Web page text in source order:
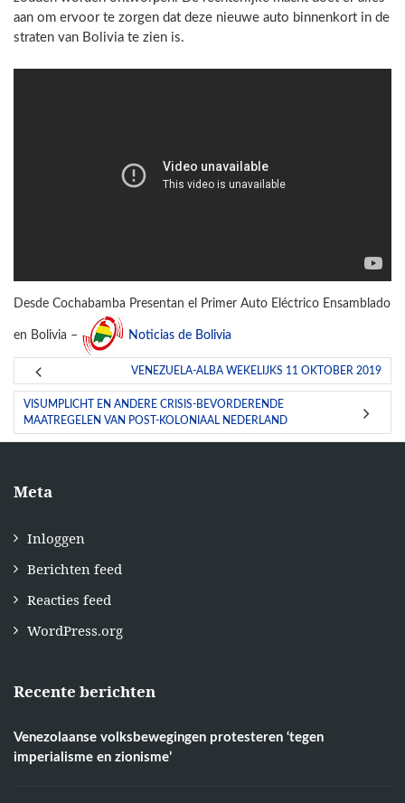
aan om ervoor te zorgen dat deze nieuwe auto binnenkort in de
straten van Bolivia te zien is.
Desde Cochabamba Presentan el Primer Auto Eléctrico Ensamblado
en Bolivia – Noticias de Bolivia
VENEZUELA-ALBA WEKELIJKS 11 OKTOBER 2019
VISUMPLICHT EN ANDERE CRISIS-BEVORDERENDE
MAATREGELEN VAN POST-KOLONIAAL NEDERLAND
Meta
Inloggen
Berichten feed
Reacties feed
WordPress.org
Recente berichten
Venezolaanse volksbewegingen protesteren ‘tegen
imperialisme en zionisme’